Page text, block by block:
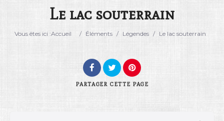
Catégorie
Le lac souterrain
Vous êtes ici :Accueil / Éléments / Légendes / Le lac souterrain
PARTAGER CETTE PAGE